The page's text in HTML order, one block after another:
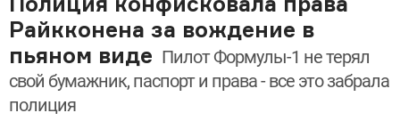
Райкконена за вождение в
пьяном виде Пилот Формулы-1 не терял
свой бумажник, паспорт и права - все это забрала
полиция